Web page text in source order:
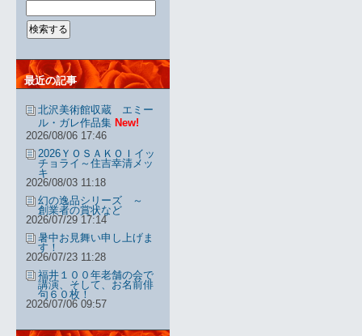
最近の記事
北沢美術館収蔵 エミー
ル・ガレ作品集 New!
2026/08/06 17:46
2026ＹＯＳＡＫＯＩイッ
チョライ～住吉幸清メッ
キ
2026/08/03 11:18
幻の逸品シリーズ ～
創業者の賞状など
2026/07/29 17:14
暑中お見舞い申し上げま
す！
2026/07/23 11:28
福井１００年老舗の会で
講演、そして、お名前俳
句６０枚！
2026/07/06 09:57